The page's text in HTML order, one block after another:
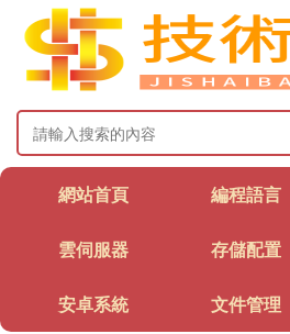
網站首頁 編程語言
雲伺服器 存儲配置
安卓系統 文件管理